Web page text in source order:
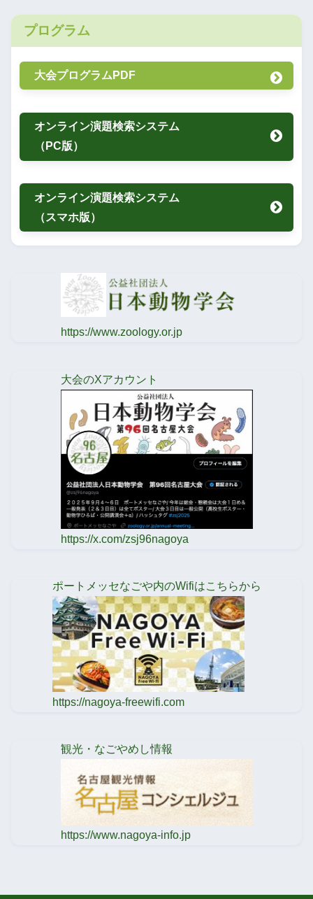
プログラム
大会プログラムPDF
オンライン演題検索システム
（PC版）
オンライン演題検索システム
（スマホ版）
https://www.zoology.or.jp
大会のXアカウント
https://x.com/zsj96nagoya
ポートメッセなごや内のWifiはこちらから
https://nagoya-freewifi.com
観光・なごやめし情報
https://www.nagoya-info.jp